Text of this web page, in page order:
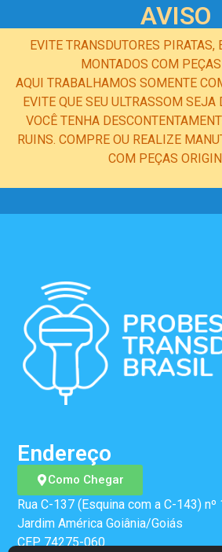
AVISO
EVITE TRANSDUTORES PIRATAS,
MONTADOS COM
AQUI TRABALHAMOS SOMENTE
EVITE QUE SEU ULTRASSOM
VOCÊ TENHA
RUINS. COMPRE OU REALIZE
COM PEÇAS
Como Chegar
Rua C-137 (Esquina com a C-143)
Jardim América Goiânia/Goiás
CEP 74275-060
Endereço